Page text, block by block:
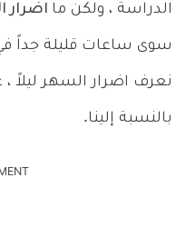
الدراسة ، ولكن ما اضرار
سوى ساعات قليلة جداً في
نعرف اضرار السهر ليلاً ،
بالنسبة إلينا.